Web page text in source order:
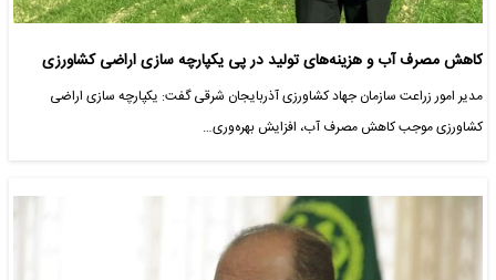
کاهش مصرف آب و هزینه‌های تولید در پی یکپارچه سازی اراضی کشاورزی
مدیر امور زراعت سازمان جهاد کشاورزی آذربایجان شرقی گفت: یکپارچه سازی اراضی
کشاورزی موجب کاهش مصرف آب، افزایش بهره‌وری…